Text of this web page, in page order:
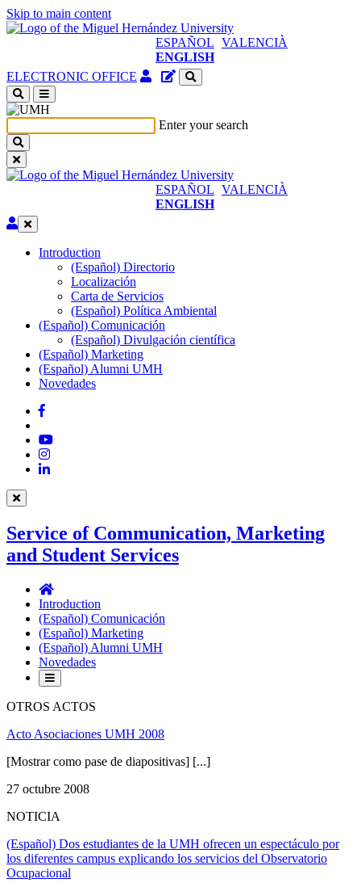
Skip to main content
ESPAÑOL VALENCIÀ
ENGLISH
ELECTRONIC OFFICE Authenticated
a
new
Site
content
Enter your search
ESPAÑOL VALENCIÀ
ENGLISH
Edit
Introduction
Introduction(Español) Directorio
Localización
Carta de Servicios
(Español) Política Ambiental
(Español) Comunicación
(Español)
Comunicación
(Español) Divulgación científica
(Español) Marketing
(Español) Alumni UMH
Novedades
Facebook
YouTube
Instagram
LinkedIn
Service of Communication, Marketing
and Student Services
Service
of
Communication,
Marketing
and
Student
Services
Introduction
(Español) Comunicación
(Español) Marketing
(Español) Alumni UMH
Novedades
OTROS ACTOS
Acto Asociaciones UMH 2008
[Mostrar como pase de diapositivas] [...]
27 octubre 2008
NOTICIA
(Español) Dos estudiantes de la UMH ofrecen un espectáculo por
los diferentes campus explicando los servicios del Observatorio
Ocupacional